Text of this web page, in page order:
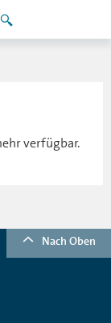
verfügbar.
Nach Oben